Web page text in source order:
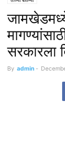
सरकारला
By admin -